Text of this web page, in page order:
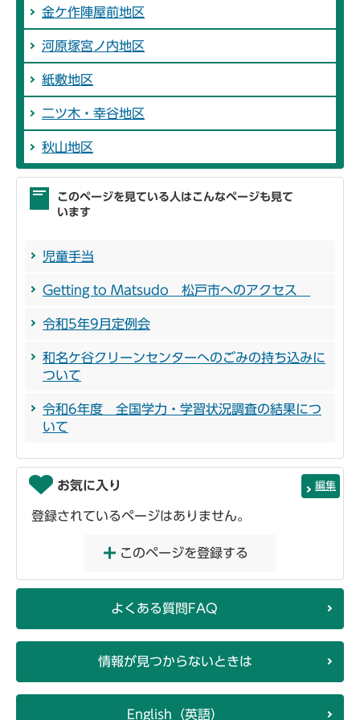
金ケ作陣屋前地区
河原塚宮ノ内地区
紙敷地区
二ツ木・幸谷地区
秋山地区
このページを見ている人はこんなページも見て
います
児童手当
Getting to Matsudo 松戸市へのアクセス
令和5年9月定例会
和名ケ谷クリーンセンターへのごみの持ち込みに
ついて
令和6年度 全国学力・学習状況調査の結果につ
いて
お気に入り 編集
登録されているページはありません。
このページを登録する
よくある質問FAQ
情報が見つからないときは
English（英語）